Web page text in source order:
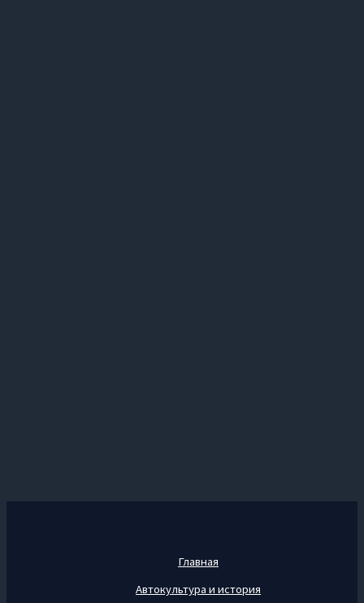
Главная
Автокультура и история